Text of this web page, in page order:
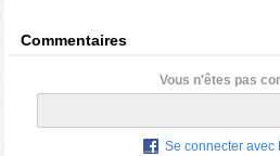
Commentaires
Vous n'êtes pas
Se connecter avec